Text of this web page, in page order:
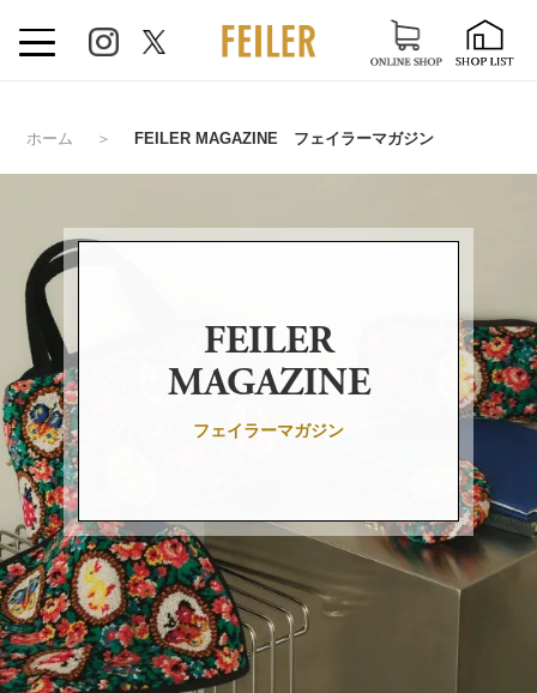
ホーム ＞ FEILER MAGAZINE フェイラーマガジン
FEILER
MAGAZINE
フェイラーマガジン